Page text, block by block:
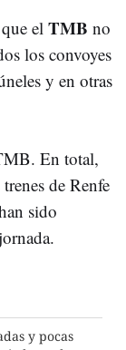
el TMB no
los convoyes
y en otras
En total,
de Renfe
sido
y pocas